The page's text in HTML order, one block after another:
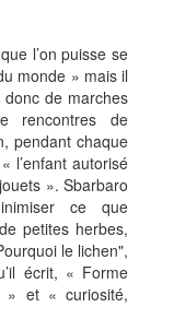
l’on puisse se
monde » mais il
de marches
rencontres de
pendant chaque
l’enfant autorisé
». Sbarbaro
ce que
petites herbes,
le lichen",
écrit, « Forme
» et « curiosité,